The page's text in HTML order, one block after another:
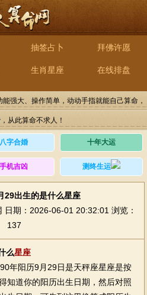
抽签占卜 拜佛许愿
生肖星座 在线排盘
强大、操作简单，动动手指就能自己算命，
从此算命不求人！
八字合婚 十年大运
手机吉凶 测终生运
29出生的是什么星座
日期：2026-06-01 20:32:01 浏览：
137
么星座
阳历9月29日是天秤座星座是按
知道你的阳历出生日期，然后对照